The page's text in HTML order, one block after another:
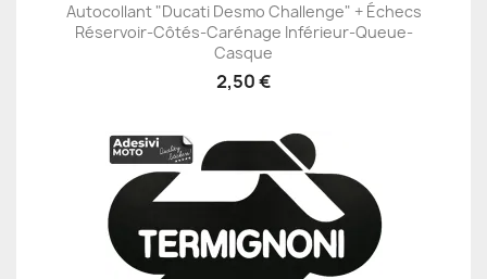
Autocollant "Ducati Desmo Challenge" + Échecs
Réservoir-Côtés-Carénage Inférieur-Queue-
Casque
2,50 €